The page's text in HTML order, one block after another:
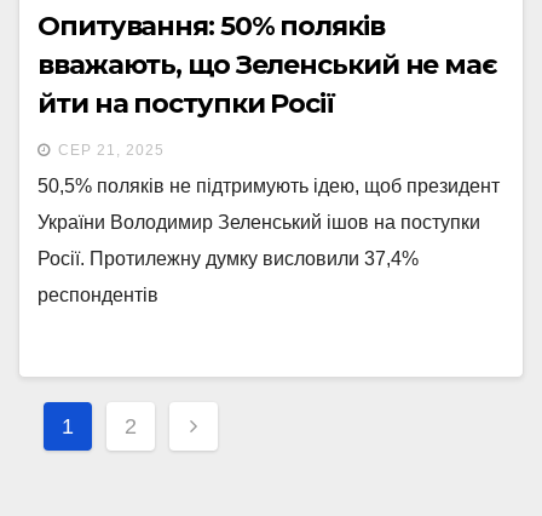
Опитування: 50% поляків
вважають, що Зеленський не має
йти на поступки Росії
СЕР 21, 2025
50,5% поляків не підтримують ідею, щоб президент
України Володимир Зеленський ішов на поступки
Росії. Протилежну думку висловили 37,4%
респондентів
Навігація
записів
1 2